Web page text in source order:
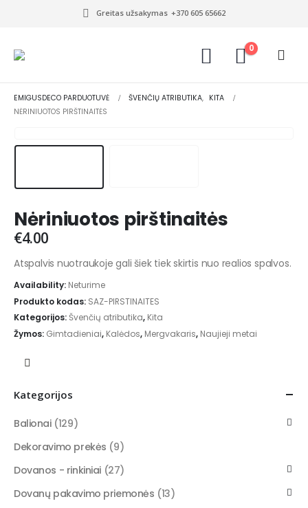
Greitas užsakymas +370 605 65662
0
EMIGUSDECO PARDUOTUVĖ ŠVENČIŲ ATRIBUTIKA, KITA
NĖRINIUOTOS PIRŠTINAITĖS
Nėriniuotos pirštinaitės
€4.00
Atspalvis nuotraukoje gali šiek tiek skirtis nuo realios spalvos.
Availability: Neturime
Produkto kodas: SAZ-PIRSTINAITES
Kategorijos:Švenčių atributika, Kita
Žymos: Gimtadieniai, Kalėdos, Mergvakaris, Naujieji metai
Kategorijos
Balionai (129)
Dekoravimo prekės (9)
Dovanos - rinkiniai (27)
Dovanų pakavimo priemonės (13)